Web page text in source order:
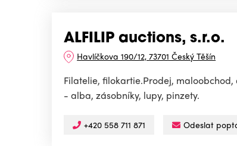
ALFILIP auctions, s.r.o.
Havlíčkova 190/12, 73701 Český Těšín
Filatelie, filokartie.Prodej,
- alba, zásobníky, lupy, pinzety.
+420 558 711 871 Odeslat